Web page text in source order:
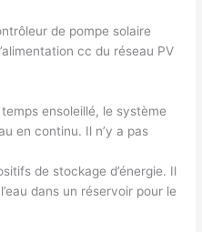
de pompe solaire
cc du réseau PV
ensoleillé, le système
en continu. Il n’y a pas
de stockage d’énergie. Il
dans un réservoir pour le